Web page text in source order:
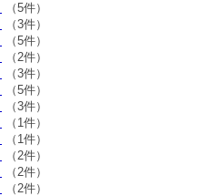
（5件）
（3件）
（5件）
（2件）
（3件）
（5件）
（3件）
（1件）
（1件）
（2件）
（2件）
（2件）